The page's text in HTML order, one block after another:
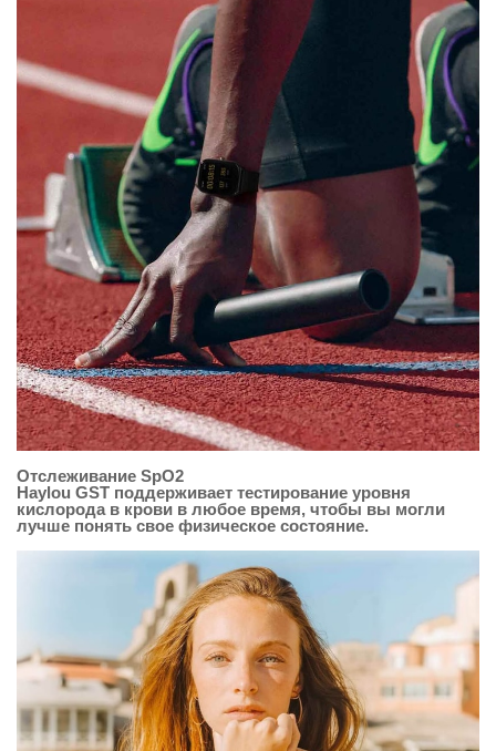
Отслеживание SpO2
Haylou GST поддерживает тестирование уровня
кислорода в крови в любое время, чтобы вы могли
лучше понять свое физическое состояние.